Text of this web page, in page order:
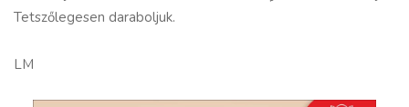
Tetszőlegesen daraboljuk.
LM